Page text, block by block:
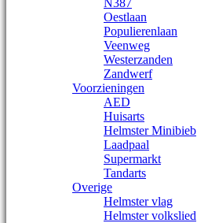
N387
Oestlaan
Populierenlaan
Veenweg
Westerzanden
Zandwerf
Voorzieningen
AED
Huisarts
Helmster Minibieb
Laadpaal
Supermarkt
Tandarts
Overige
Helmster vlag
Helmster volkslied